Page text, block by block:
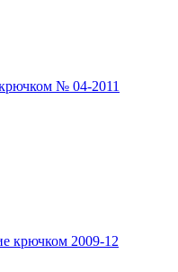
№ 04-2011
крючком 2009-12